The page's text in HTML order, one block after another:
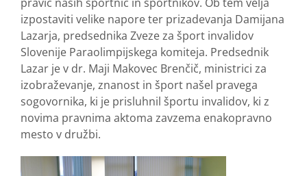
izpostaviti velike napore ter prizadevanja Damijana
Lazarja, predsednika Zveze za šport invalidov
Slovenije Paraolimpijskega komiteja. Predsednik
Lazar je v dr. Maji Makovec Brenčič, ministrici za
izobraževanje, znanost in šport našel pravega
sogovornika, ki je prisluhnil športu invalidov, ki z
novima pravnima aktoma zavzema enakopravno
mesto v družbi.